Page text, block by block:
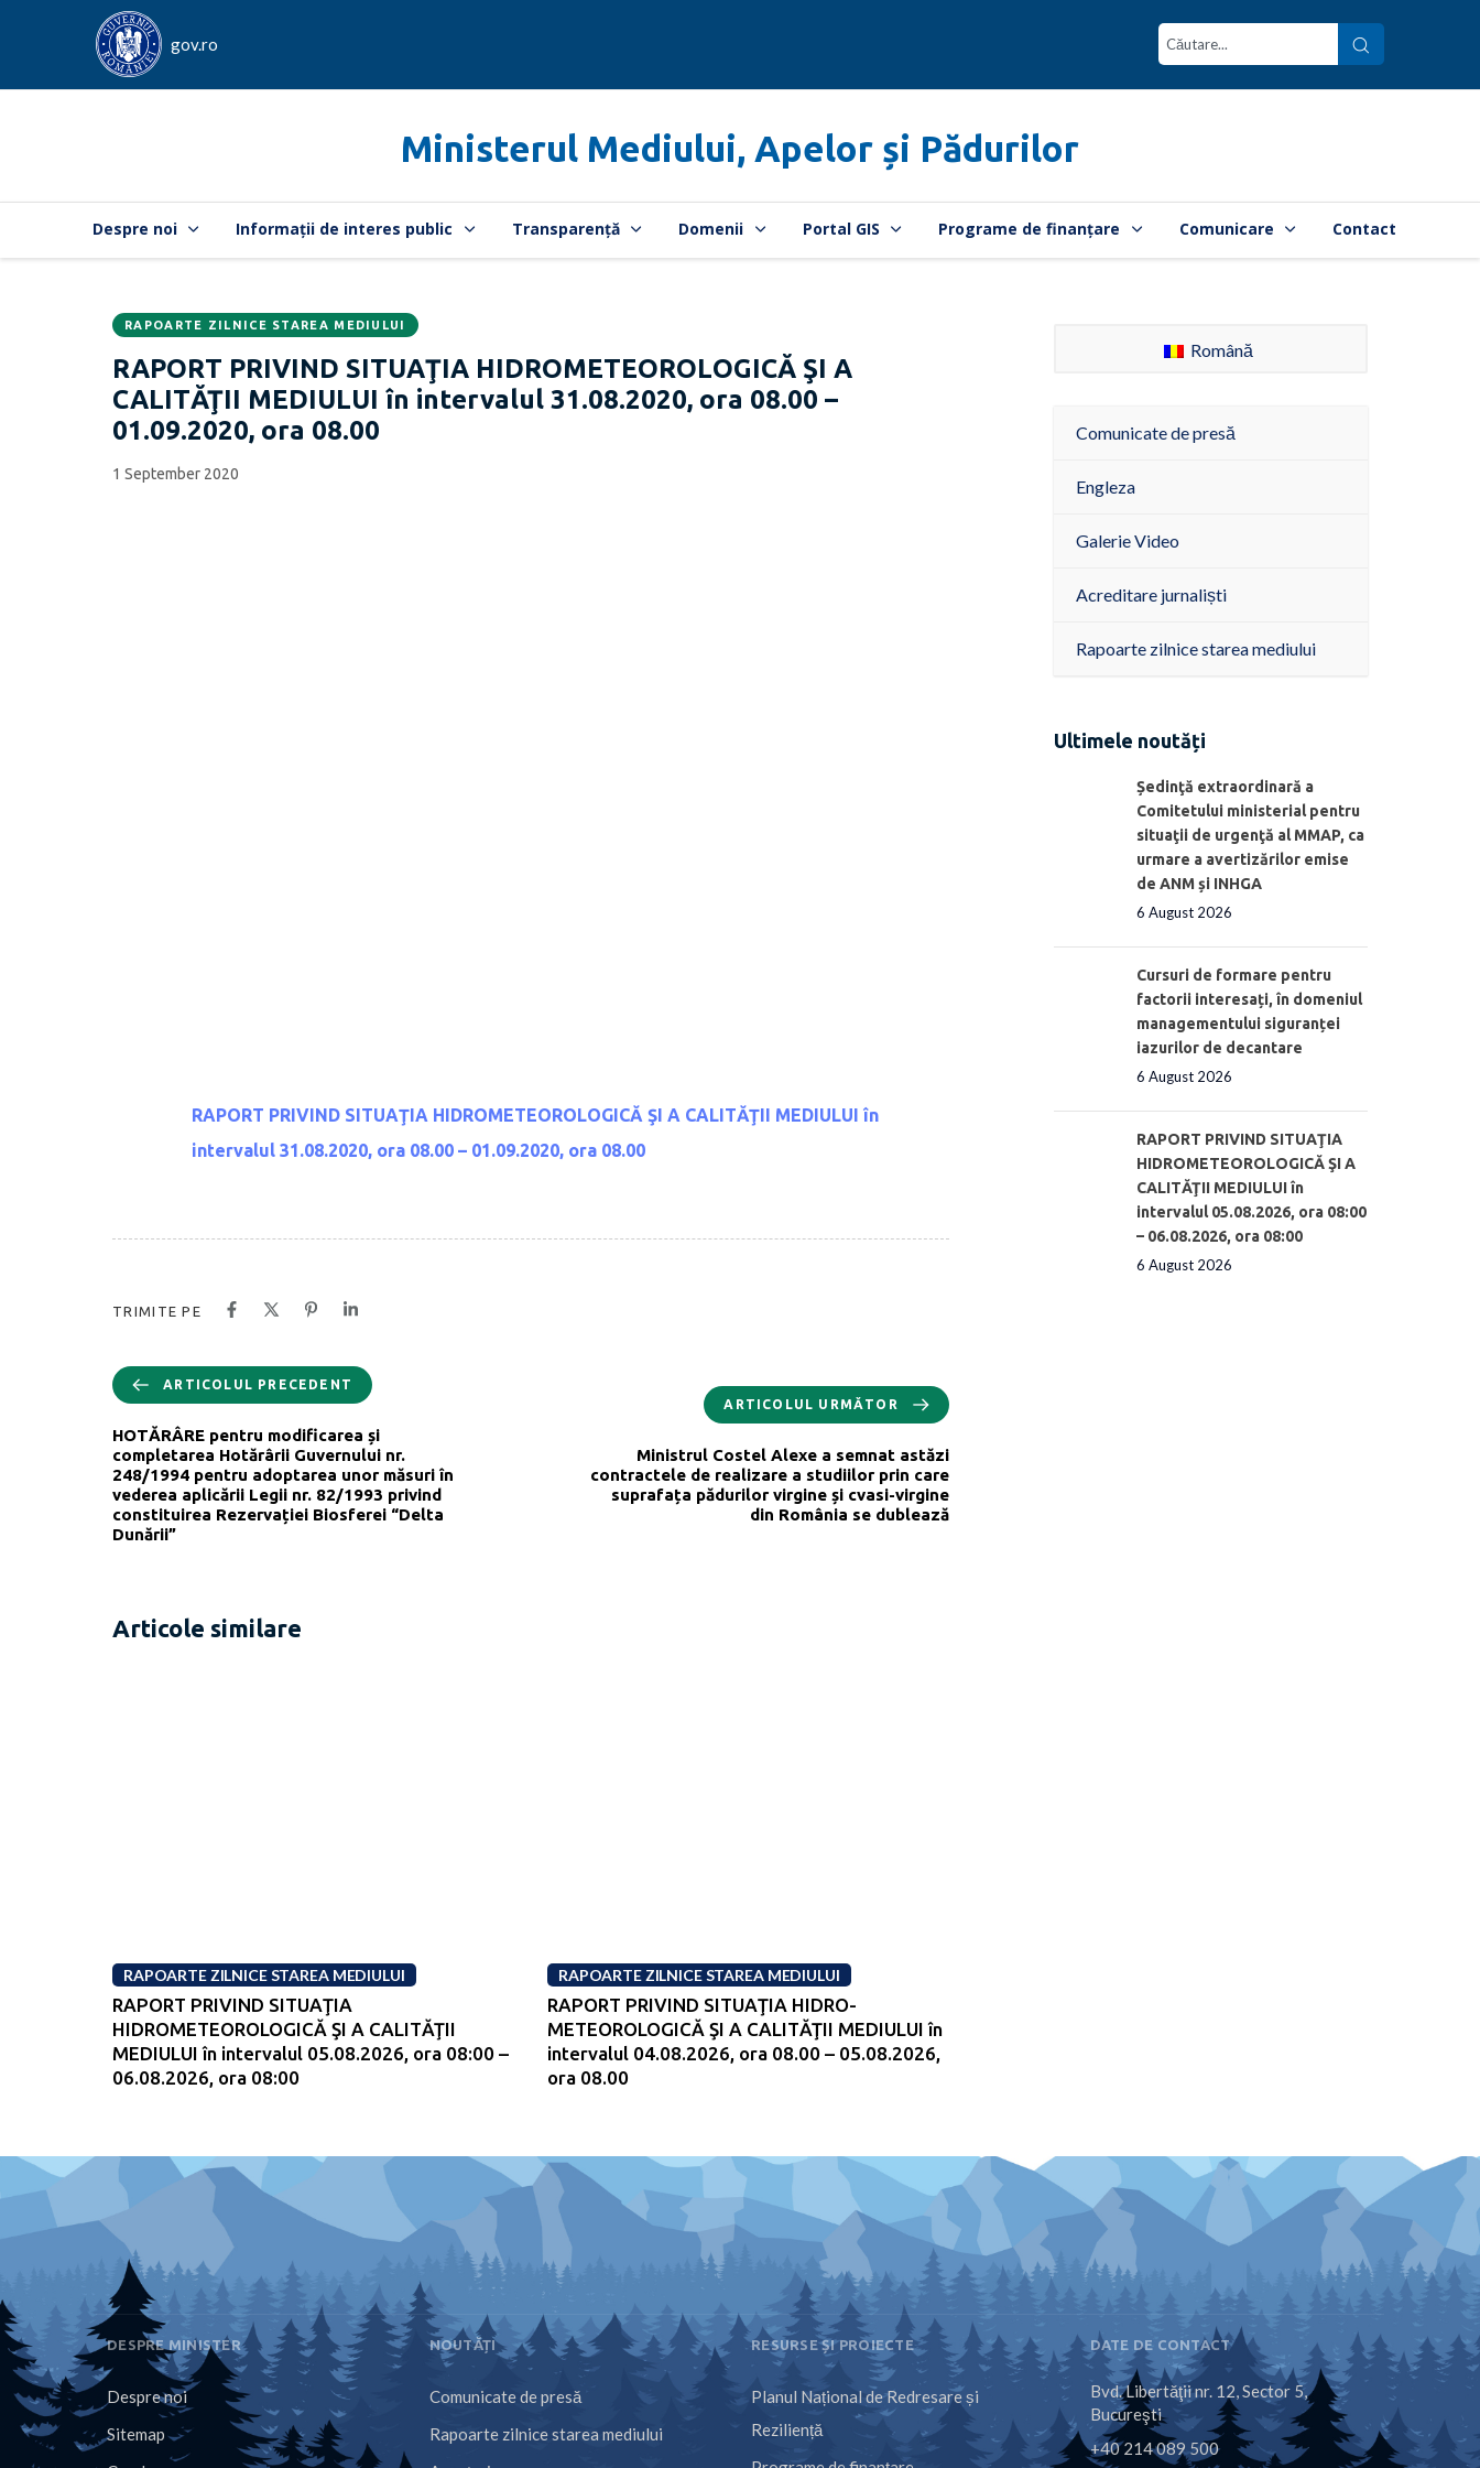
gov.ro
Ministerul Mediului, Apelor și Pădurilor
Despre noi Informații de interes public Transparență Domenii Portal GIS Programe de finanțare Comunicare Contact
CATEGORIA:
RAPOARTE ZILNICE STAREA MEDIULUI
RAPORT PRIVIND SITUAŢIA HIDROMETEOROLOGICĂ ŞI A
CALITĂŢII MEDIULUI în intervalul 31.08.2020, ora 08.00 –
01.09.2020, ora 08.00
Data
publicării:
1 September 2020
RAPORT PRIVIND SITUAŢIA HIDROMETEOROLOGICĂ ŞI A CALITĂŢII MEDIULUI în
intervalul 31.08.2020, ora 08.00 – 01.09.2020, ora 08.00
TRIMITE PE
ARTICOLUL PRECEDENT
HOTĂRÂRE pentru modificarea și
completarea Hotărârii Guvernului nr.
248/1994 pentru adoptarea unor măsuri în
vederea aplicării Legii nr. 82/1993 privind
constituirea Rezervației Biosferei “Delta
Dunării”
ARTICOLUL URMĂTOR
Ministrul Costel Alexe a semnat astăzi
contractele de realizare a studiilor prin care
suprafața pădurilor virgine și cvasi-virgine
din România se dublează
Articole similare
RAPOARTE ZILNICE STAREA MEDIULUI
RAPORT PRIVIND SITUAŢIA
HIDROMETEOROLOGICĂ ŞI A CALITĂŢII
MEDIULUI în intervalul 05.08.2026, ora 08:00 –
06.08.2026, ora 08:00
RAPOARTE ZILNICE STAREA MEDIULUI
RAPORT PRIVIND SITUAŢIA HIDRO-
METEOROLOGICĂ ŞI A CALITĂŢII MEDIULUI în
intervalul 04.08.2026, ora 08.00 – 05.08.2026,
ora 08.00
Română
Comunicate de presă
Engleza
Galerie Video
Acreditare jurnaliști
Rapoarte zilnice starea mediului
Ultimele noutăți
Ședinţă extraordinară a
Comitetului ministerial pentru
situaţii de urgenţă al MMAP, ca
urmare a avertizărilor emise
de ANM și INHGA
6 August 2026
Cursuri de formare pentru
factorii interesați, în domeniul
managementului siguranței
iazurilor de decantare
6 August 2026
RAPORT PRIVIND SITUAŢIA
HIDROMETEOROLOGICĂ ŞI A
CALITĂŢII MEDIULUI în
intervalul 05.08.2026, ora 08:00
– 06.08.2026, ora 08:00
6 August 2026
DESPRE MINISTER
Despre noi
Sitemap
NOUTĂȚI
Comunicate de presă
Rapoarte zilnice starea mediului
RESURSE ȘI PROIECTE
Planul Național de Redresare și
Reziliență
DATE DE CONTACT
Bvd. Libertăţii nr. 12, Sector 5,
Bucureşti
+40 214 089 500